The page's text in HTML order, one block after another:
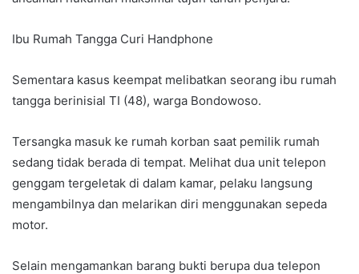
Ibu Rumah Tangga Curi Handphone
Sementara kasus keempat melibatkan seorang ibu rumah
tangga berinisial TI (48), warga Bondowoso.
Tersangka masuk ke rumah korban saat pemilik rumah
sedang tidak berada di tempat. Melihat dua unit telepon
genggam tergeletak di dalam kamar, pelaku langsung
mengambilnya dan melarikan diri menggunakan sepeda
motor.
Selain mengamankan barang bukti berupa dua telepon